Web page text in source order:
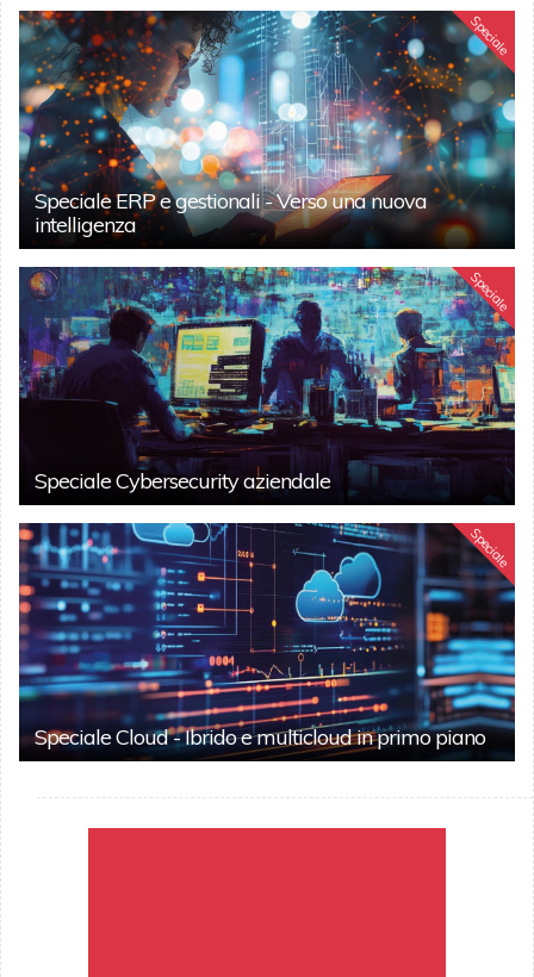
Speciale
Speciale ERP e gestionali - Verso una nuova
intelligenza
Speciale
Speciale Cybersecurity aziendale
Speciale
Speciale Cloud - Ibrido e multicloud in primo piano